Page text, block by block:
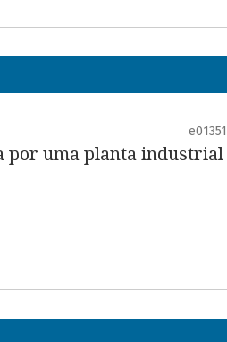
e01351
por uma planta industrial